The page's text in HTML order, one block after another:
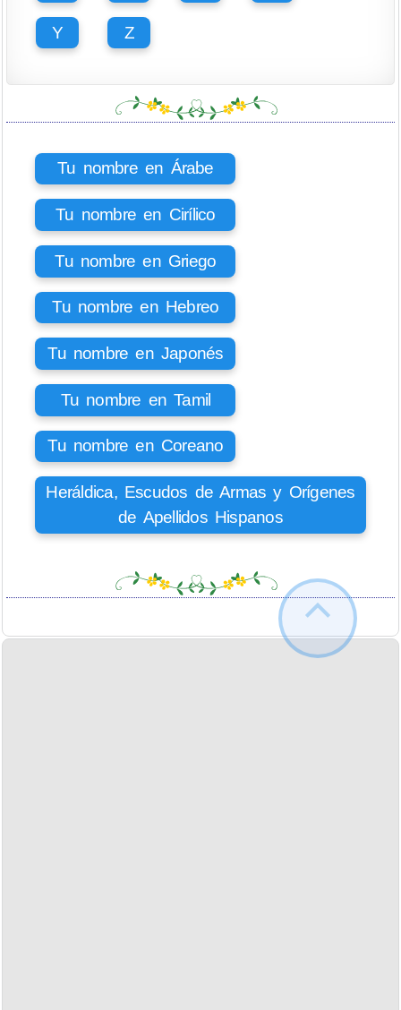
Y Z
Tu nombre en Árabe
Tu nombre en Cirílico
Tu nombre en Griego
Tu nombre en Hebreo
Tu nombre en Japonés
Tu nombre en Tamil
Tu nombre en Coreano
Heráldica, Escudos de Armas y Orígenes
de Apellidos Hispanos